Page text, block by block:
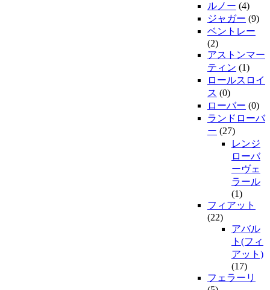
ルノー (4)
ジャガー (9)
ベントレー
(2)
アストンマー
ティン (1)
ロールスロイ
ス (0)
ローバー (0)
ランドローバ
ー (27)
レンジ
ローバ
ーヴェ
ラール
(1)
フィアット
(22)
アバル
ト(フィ
アット)
(17)
フェラーリ